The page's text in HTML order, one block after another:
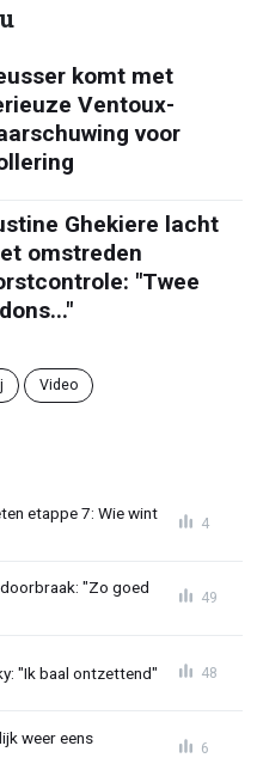
komt met
Ventoux-
voor
Ghekiere lacht
omstreden
"Twee
Video
etappe 7: Wie wint
4
"Zo goed
49
"Ik baal ontzettend" 48
weer eens
6